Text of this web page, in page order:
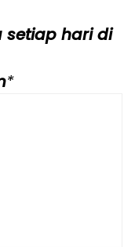
hari di
*